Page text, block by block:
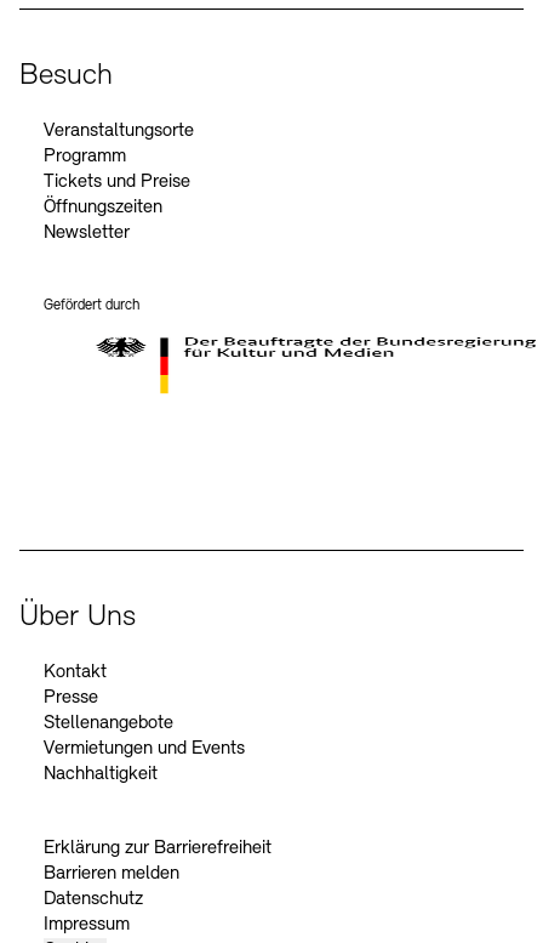
Besuch
Veranstaltungsorte
Programm
Tickets und Preise
Öffnungszeiten
Newsletter
Gefördert durch
Über Uns
Kontakt
Presse
Stellenangebote
Vermietungen und Events
Nachhaltigkeit
Erklärung zur Barrierefreiheit
Barrieren melden
Datenschutz
Impressum